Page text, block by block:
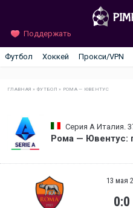
Поддержать
Футбол Хоккей Прокси/VPN
ГЛАВНАЯ »ФУТБОЛ » РОМА — ЮВЕНТУС
Серия А Италия.
Рома — Ювентус:
13 мая